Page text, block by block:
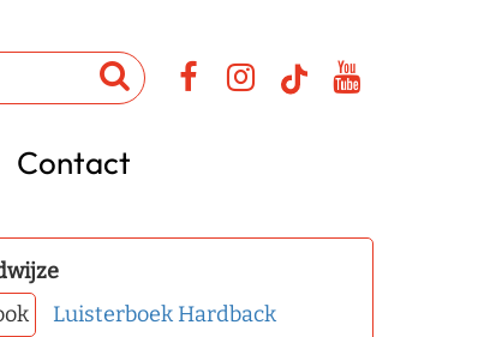
Contact
Luisterboek Hardback